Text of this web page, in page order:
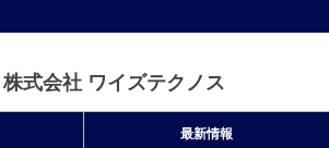
株式会社 ワイズテクノス